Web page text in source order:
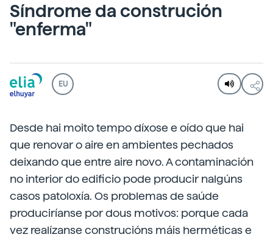
Síndrome da construción
"enferma"
EU
Desde hai moito tempo díxose e oído que hai
que renovar o aire en ambientes pechados
deixando que entre aire novo. A contaminación
no interior do edificio pode producir nalgúns
casos patoloxía. Os problemas de saúde
produciríanse por dous motivos: porque cada
vez realízanse construcións máis herméticas e